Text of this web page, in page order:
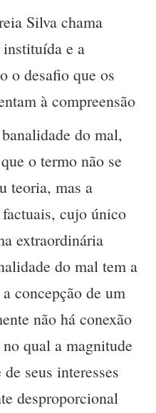
Silva chama
instituída e a
o desafio que os
à compreensão
do mal,
o termo não se
teoria, mas a
cujo único
extraordinária
do mal tem a
concepção de um
não há conexão
qual a magnitude
seus interesses
desproporcional